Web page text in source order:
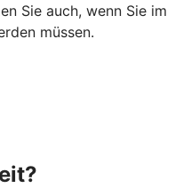
Sie auch, wenn Sie im
müssen.